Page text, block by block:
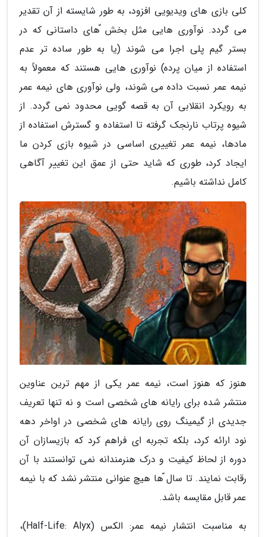
کلی بازی های ویدیویی افزود، به طور شایسته از آن تقدیر
می گردد. نوآوری هایی مثل بخش ّهای داستانی که در
بستر گیم پلی اجرا می شوند (یا به طور ساده تر عدم
استفاده از میان پرده) نوآوری هایی هستند که معمولاً به
نیمه عمر نسبت داده می شوند، ولی نوآوری های نیمه عمر
به رویکرد انقلابی آن به قصه گویی محدود نمی گردد. از
شیوه پرتاب نارنجک گرفته تا استفاده و گسترش استفاده از
مادها، نیمه عمر تغییری اساسی در شیوه بازی کردن ما
ایجاد کرد، طوری که شاید حتی از عمق این تغییر آگاهی
کامل نداشته باشیم.
هنوز که هنوز است، نیمه عمر یکی از مهم ترین عناوین
منتشر شده برای رایانه های شخصی است و نه تنها تعریف
جدیدی از گیمینگ روی رایانه های شخصی در اواخر دهه
نود ارائه کرد، بلکه تجربه ای فراهم کرد که بازیسازان آن
دوره از لحاظ کیفیت و درک هنرمندانه نمی توانستند با آن
رقابت نمایند. تا سال ّها هیچ عنوانی منتشر نشد که با نیمه
عمر قابل مقایسه باشد.
به مناسبت انتشار نیمه عمر: الکس (Half-Life: Alyx)،